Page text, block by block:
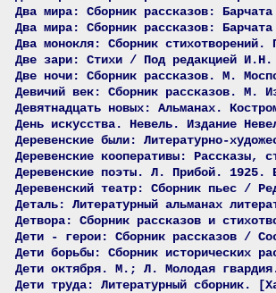
Два мира: Сборник рассказов:
Два мира: Сборник рассказов:
Два монокля: Сборник
Две зари: Стихи / Под редакцией И.Н.
Две ночи: Сборник рассказов. М.
Девичий век: Сборник рассказов. М.
Девятнадцать новых: Альманах.
День искусства. Невель. Издание
Деревенские были: Литературно-
Деревенские кооперативы: Рассказы,
Деревенские поэты. Л. Прибой. 1925.
Деревенский театр: Сборник пьес /
Деталь: Литературный альманах
Детвора: Сборник рассказов и
Дети - герои: Сборник рассказов /
Дети борьбы: Сборник исторических
Дети октября. М.; Л. Молодая
Дети труда: Литературный сборник.